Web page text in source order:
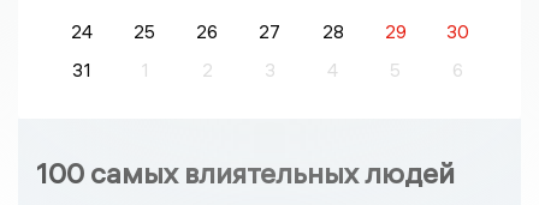
24
25 26 27 28 29
30
31
1 2 3 4 5 6
100 самых влиятельных людей